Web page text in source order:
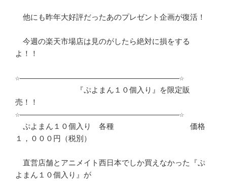
他にも昨年大好評だったあのプレゼント企画が復活！
今週の楽天市場店は見のがしたら絶対に損をする
よ！！
☆―――――――――――――――――――――――――――――――――――☆
『ぷよまん１０個入り』を限定販
売！！
☆―――――――――――――――――――――――――――――――――――☆
ぷよまん１０個入り　各種　　　　　　　　　　価格
１，０００円（税別）
直営店舗とアニメイト西日本でしか買えなかった『ぷ
よまん１０個入り』が